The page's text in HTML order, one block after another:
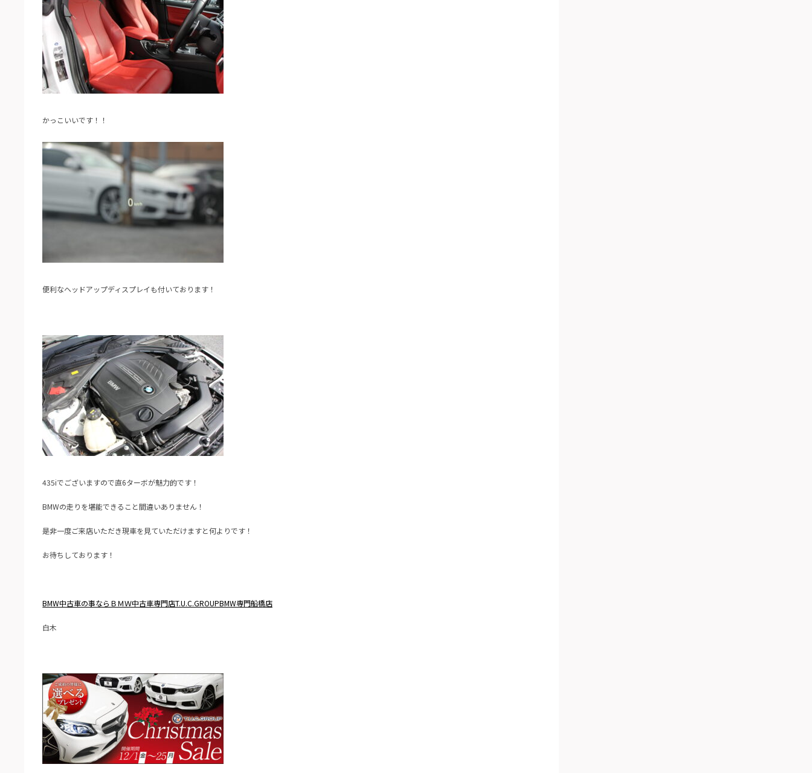
かっこいいです！！
便利なヘッドアップディスプレイも付いております！
435iでございますので直6ターボが魅力的です！
BMWの走りを堪能できること間違いありません！
是非一度ご来店いただき現車を見ていただけますと何よりです！
お待ちしております！
BMW中古車の事ならＢＭＷ中古車専門店T.U.C.GROUPBMW専門船橋店
白木